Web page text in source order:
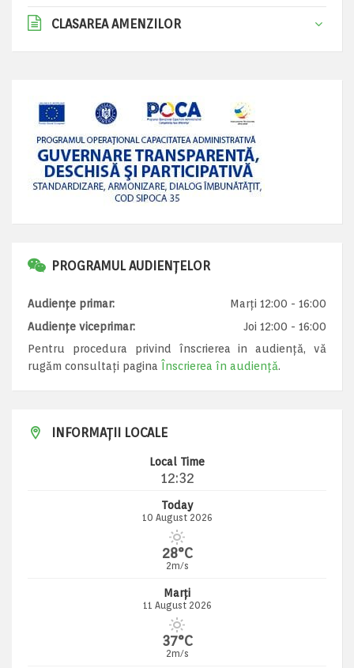
CLASAREA AMENZILOR
PROGRAMUL AUDIENȚELOR
Audiențe primar:
Marți 12:00 - 16:00
Audiențe viceprimar:
Joi 12:00 - 16:00
Pentru procedura privind înscrierea in audiență, vă
rugăm consultați pagina Înscrierea în audiență.
INFORMAȚII LOCALE
Local Time
12:32
Today
10 August 2026
28°C
2m/s
Marți
11 August 2026
37°C
2m/s